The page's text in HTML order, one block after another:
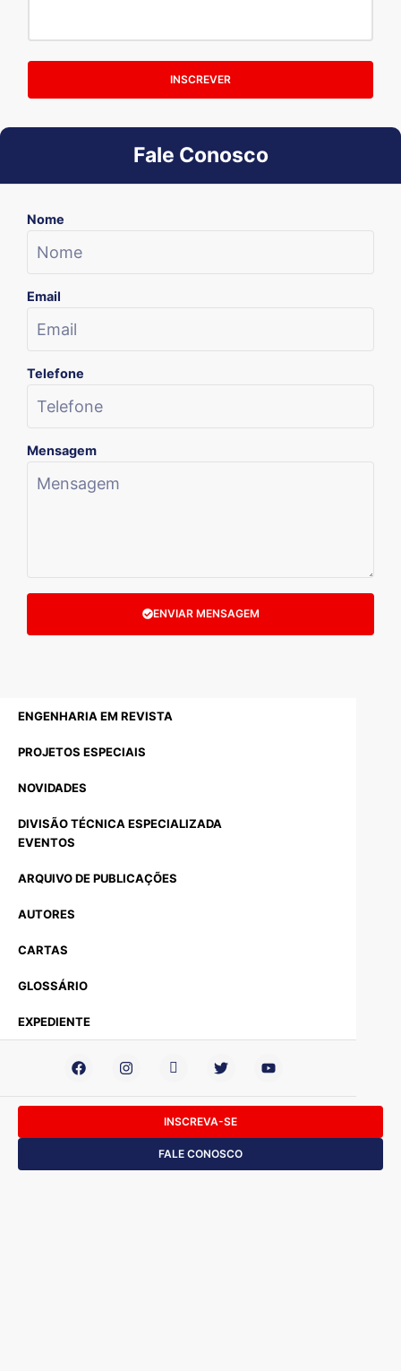
INSCREVER
Fale Conosco
Nome
Email
Telefone
Mensagem
ENVIAR MENSAGEM
ENGENHARIA EM REVISTA
PROJETOS ESPECIAIS
NOVIDADES
DIVISÃO TÉCNICA ESPECIALIZADA
EVENTOS
ARQUIVO DE PUBLICAÇÕES
AUTORES
CARTAS
GLOSSÁRIO
EXPEDIENTE
INSCREVA-SE
FALE CONOSCO